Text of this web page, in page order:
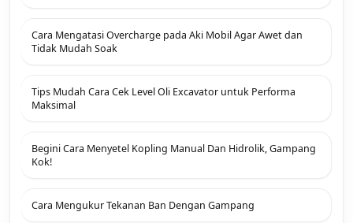
Cara Mengatasi Overcharge pada Aki Mobil Agar Awet dan
Tidak Mudah Soak
Tips Mudah Cara Cek Level Oli Excavator untuk Performa
Maksimal
Begini Cara Menyetel Kopling Manual Dan Hidrolik, Gampang
Kok!
Cara Mengukur Tekanan Ban Dengan Gampang